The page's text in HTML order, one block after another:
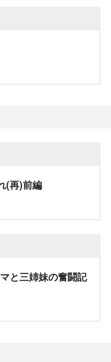
(再)前編
と三姉妹の奮闘記